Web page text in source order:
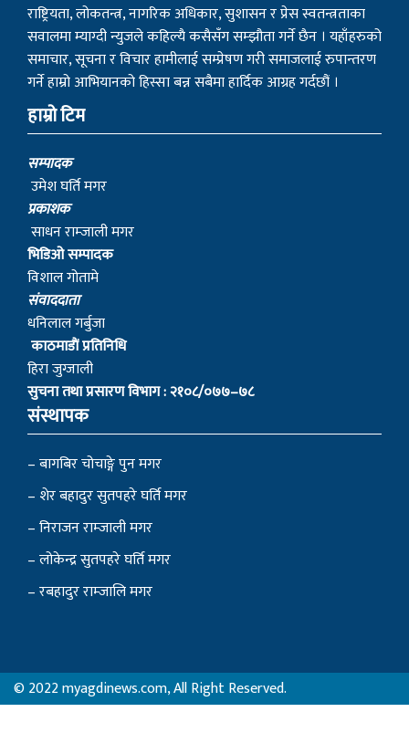
राष्ट्रियता, लोकतन्त्र, नागरिक अधिकार, सुशासन र प्रेस स्वतन्त्रताका
सवालमा म्याग्दी न्युजले कहिल्यै कसैसँग सम्झौता गर्ने छैन । यहाँहरुको
समाचार, सूचना र विचार हामीलाई सम्प्रेषण गरी समाजलाई रुपान्तरण
गर्ने हाम्रो आभियानको हिस्सा बन्न सबैमा हार्दिक आग्रह गर्दछौं ।
हाम्रो टिम
सम्पादक
उमेश घर्ति मगर
प्रकाशक
साधन राम्जाली मगर
भिडिओ सम्पादक
विशाल गोतामे
स‌ंवाददाता
धनिलाल गर्बुजा
काठमाडाैं प्रतिनिधि
हिरा जुग्जाली
सुचना तथा प्रसारण विभाग : २१०८/०७७–७८
संस्थापक
– बागबिर चोचाङ्गे पुन मगर
– शेर बहादुर सुतपहरे घर्ति मगर
– निराजन राम्जाली मगर
– लोकेन्द्र सुतपहरे घर्ति मगर
– रबहादुर राम्जालि मगर
© 2022 myagdinews.com, All Right Reserved.